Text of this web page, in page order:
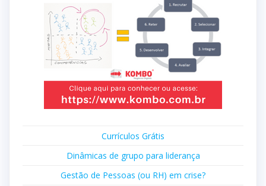
Currículos Grátis
Dinâmicas de grupo para liderança
Gestão de Pessoas (ou RH) em crise?